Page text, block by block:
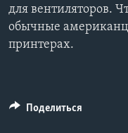
для вентиляторов.
обычные
принтерах.
Поделиться